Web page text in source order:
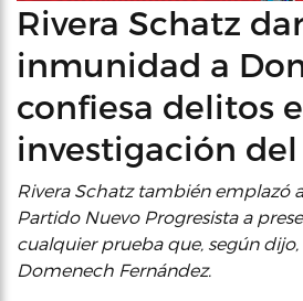
Rivera Schatz
inmunidad a
confiesa delitos
investigación
Rivera Schatz también emplazó
Partido Nuevo Progresista a
cualquier prueba que, según
Domenech Fernández.